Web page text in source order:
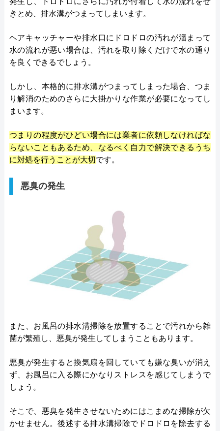
きとめ、排水溝がつまってしまいます。
ヘアキャッチャーや排水口にドロドロの汚れが溜まって
水の流れが悪い場合は、汚れを取り除くだけで水の通り
を良くできるでしょう。
しかし、本格的に排水溝がつまってしまった場合、つま
り解消のためのさらに大掛かりな作業が必要になってし
まいます。
つまりの程度がひどい場合には業者に依頼しなければな
らないこともあるため、なるべく自力で解決できるうち
に対処を行うことが大切です。
悪臭の発生
また、お風呂の排水溝掃除を放置することで汚れから雑
菌が繁殖し、悪臭が発生してしまうこともあります。
悪臭が発生すると換気扇を回していても嫌な臭いが消え
ず、お風呂に入る際にかなりストレスを感じてしまうで
しょう。
そこで、悪臭を発生させないためにはこまめな掃除が欠
かせません。後述する排水溝掃除でドロドロを除去する